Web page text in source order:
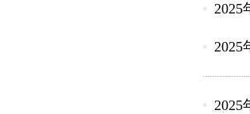
2025
2025
2025